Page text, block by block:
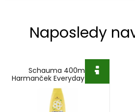
Naposledy
Schauma 400ml
Harmanček Everyday Care